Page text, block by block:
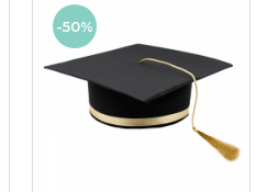
-50%